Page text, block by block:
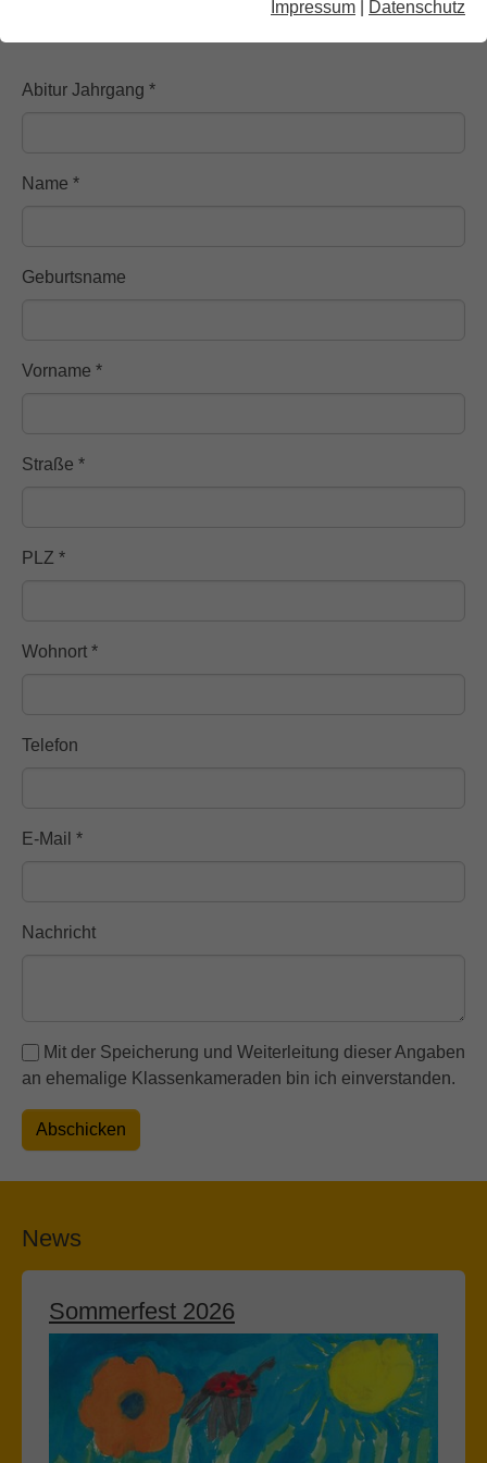
Impressum Datenschutz
Wer sich angesprochen fühlt, fülle daher bitte das
Abitur Jahrgang *
Name *
Geburtsname
Vorname *
Straße *
PLZ *
Wohnort *
Telefon
E-Mail *
Nachricht
Mit der Speicherung und Weiterleitung dieser Angaben
an ehemalige Klassenkameraden bin ich einverstanden.
Abschicken
News
Sommerfest 2026